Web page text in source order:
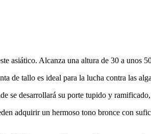
asiático. Alcanza una altura de 30 a unos
de tallo es ideal para la lucha contra las
se desarrollará su porte tupido y
adquirir un hermoso tono bronce con